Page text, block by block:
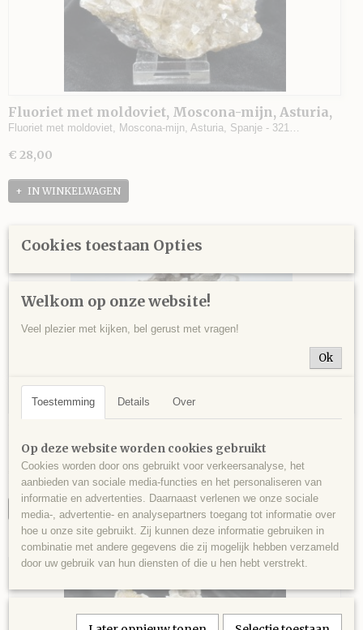
Fluoriet met moldoviet, Moscona-mijn, Asturia,
Spanje - 321 gram - 10,5 x 6 x 4,5 cm.
Fluoriet met moldoviet, Moscona-mijn, Asturia, Spanje - 321…
€ 28,00
IN WINKELWAGEN
Spanje - 163 gram 10,5 x 7 x 3,5 cm.
Fluoriet met moldoviet, Moscona-mijn, Asturia, Spanje - 163…
€ 26,00
IN WINKELWAGEN
Cookies toestaan Opties
Welkom op onze website!
Veel plezier met kijken, bel gerust met vragen!
Ok
Toestemming Details Over
Op deze website worden cookies gebruikt
Cookies worden door ons gebruikt voor verkeersanalyse, het
aanbieden van sociale media-functies en het personaliseren van
informatie en advertenties. Daarnaast verlenen we onze sociale
media-, advertentie- en analysepartners toegang tot informatie over
hoe u onze site gebruikt. Zij kunnen deze informatie gebruiken in
combinatie met andere gegevens die zij mogelijk hebben verzameld
door uw gebruik van hun diensten of die u hen hebt verstrekt.